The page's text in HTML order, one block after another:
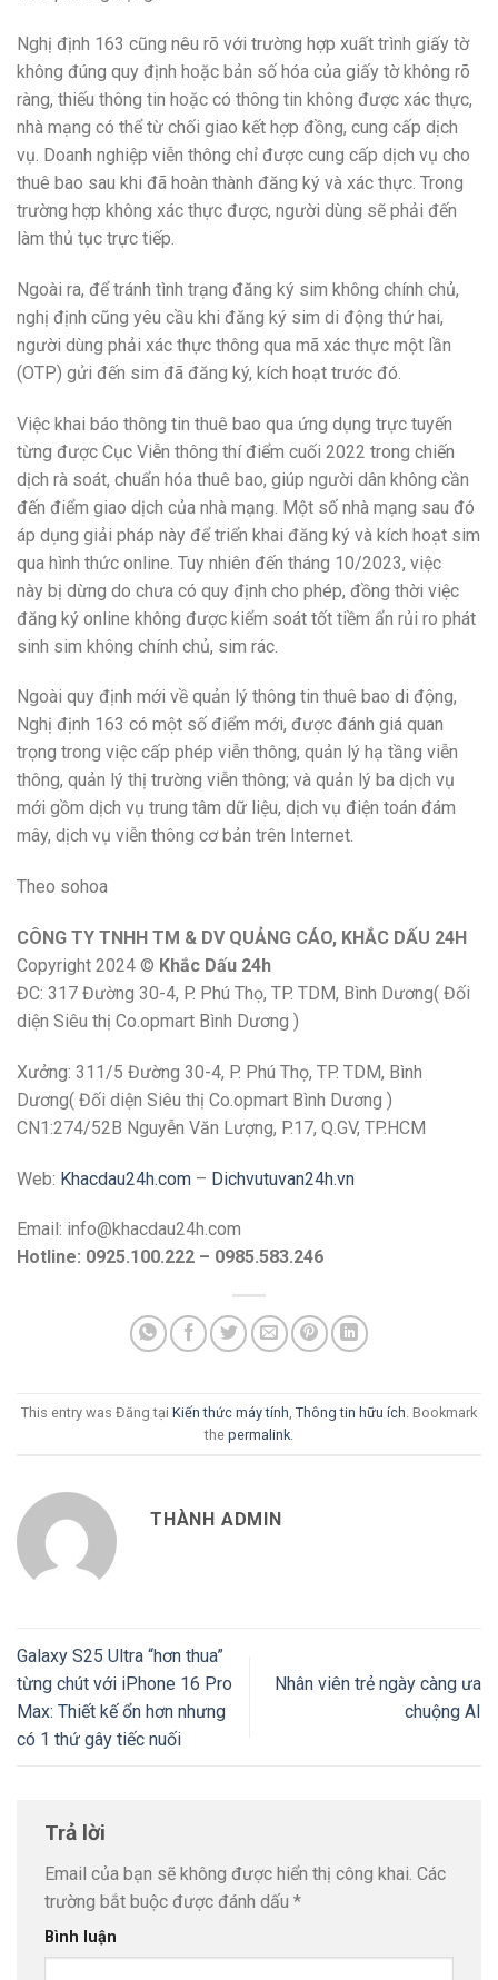
Nghị định 163 cũng nêu rõ với trường hợp xuất trình giấy tờ
không đúng quy định hoặc bản số hóa của giấy tờ không rõ
ràng, thiếu thông tin hoặc có thông tin không được xác thực,
nhà mạng có thể từ chối giao kết hợp đồng, cung cấp dịch
vụ. Doanh nghiệp viễn thông chỉ được cung cấp dịch vụ cho
thuê bao sau khi đã hoàn thành đăng ký và xác thực. Trong
trường hợp không xác thực được, người dùng sẽ phải đến
làm thủ tục trực tiếp.
Ngoài ra, để tránh tình trạng đăng ký sim không chính chủ,
nghị định cũng yêu cầu khi đăng ký sim di động thứ hai,
người dùng phải xác thực thông qua mã xác thực một lần
(OTP) gửi đến sim đã đăng ký, kích hoạt trước đó.
Việc khai báo thông tin thuê bao qua ứng dụng trực tuyến
từng được Cục Viễn thông thí điểm cuối 2022 trong chiến
dịch rà soát, chuẩn hóa thuê bao, giúp người dân không cần
đến điểm giao dịch của nhà mạng. Một số nhà mạng sau đó
áp dụng giải pháp này để triển khai đăng ký và kích hoạt sim
qua hình thức online. Tuy nhiên đến tháng 10/2023, việc
này bị dừng do chưa có quy định cho phép, đồng thời việc
đăng ký online không được kiểm soát tốt tiềm ẩn rủi ro phát
sinh sim không chính chủ, sim rác.
Ngoài quy định mới về quản lý thông tin thuê bao di động,
Nghị định 163 có một số điểm mới, được đánh giá quan
trọng trong việc cấp phép viễn thông, quản lý hạ tầng viễn
thông, quản lý thị trường viễn thông; và quản lý ba dịch vụ
mới gồm dịch vụ trung tâm dữ liệu, dịch vụ điện toán đám
mây, dịch vụ viễn thông cơ bản trên Internet.
Theo sohoa
CÔNG TY TNHH TM & DV QUẢNG CÁO, KHẮC DẤU 24H
Copyright 2024 © Khắc Dấu 24h
ĐC: 317 Đường 30-4, P. Phú Thọ, TP. TDM, Bình Dương( Đối
diện Siêu thị Co.opmart Bình Dương )
Xưởng: 311/5 Đường 30-4, P. Phú Thọ, TP. TDM, Bình
Dương( Đối diện Siêu thị Co.opmart Bình Dương )
CN1:274/52B Nguyễn Văn Lượng, P.17, Q.GV, TP.HCM
Web: Khacdau24h.com – Dichvutuvan24h.vn
Email: info@khacdau24h.com
Hotline: 0925.100.222 – 0985.583.246
This entry was Đăng tại Kiến thức máy tính Thông tin hữu ích . Bookmark
the permalink
THÀNH ADMIN
Galaxy S25 Ultra “hơn thua”
từng chút với iPhone 16 Pro
Max: Thiết kế ổn hơn nhưng
có 1 thứ gây tiếc nuối
Nhân viên trẻ ngày càng ưa
chuộng AI
Trả lời
Email của bạn sẽ không được hiển thị công khai. Các
trường bắt buộc được đánh dấu *
Bình luận